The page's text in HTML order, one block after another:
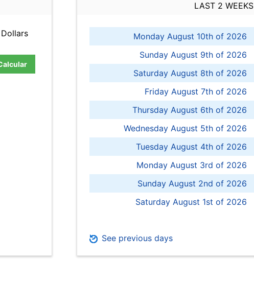
LAST 2 WEEKS
Monday August 10th of 2026
Sunday August 9th of 2026
Saturday August 8th of 2026
Friday August 7th of 2026
Thursday August 6th of 2026
Wednesday August 5th of 2026
Tuesday August 4th of 2026
Monday August 3rd of 2026
Sunday August 2nd of 2026
Saturday August 1st of 2026
See previous days